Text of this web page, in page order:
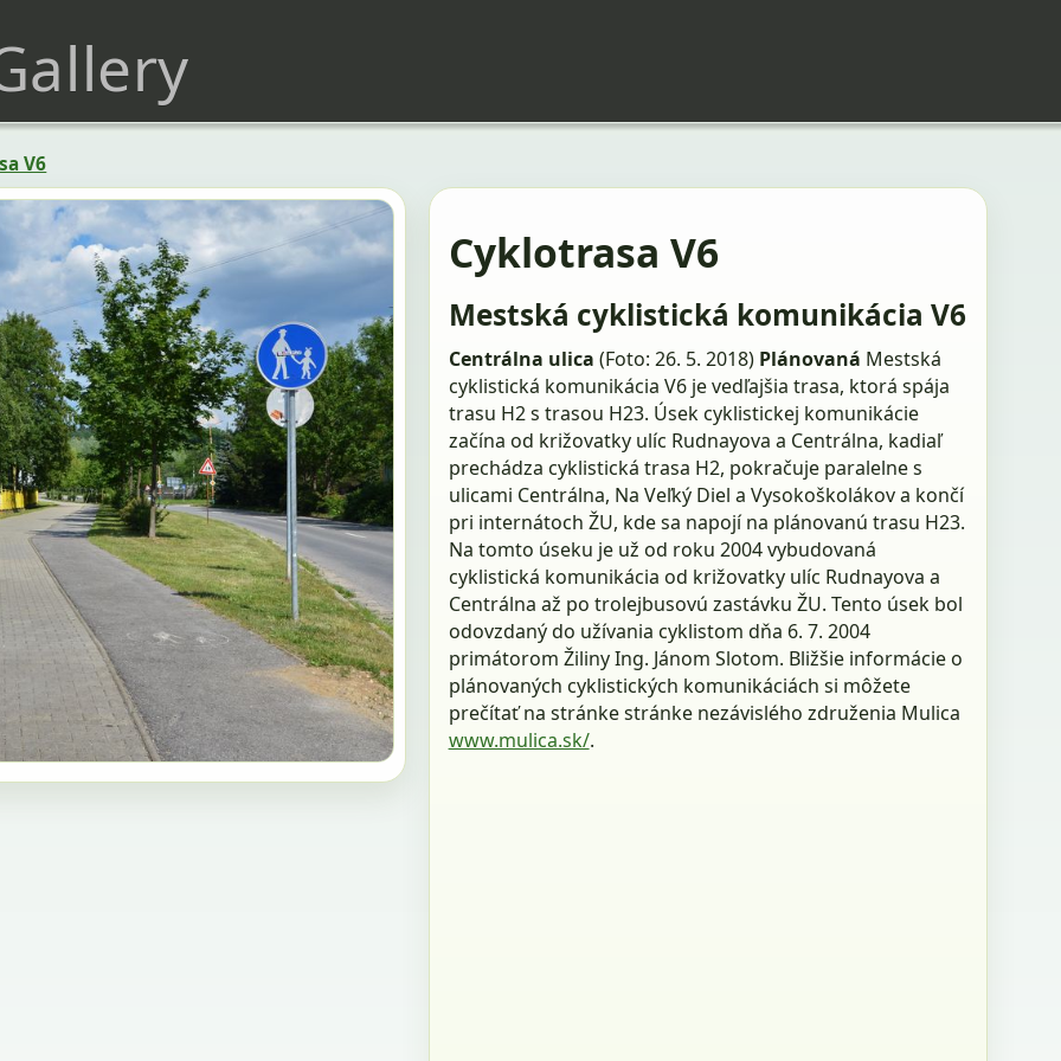
V6
Cyklotrasa V6
Mestská cyklistická komunikácia V6
Centrálna ulica (Foto: 26. 5. 2018) Plánovaná Mestská
cyklistická komunikácia V6 je vedľajšia trasa, ktorá spája
trasu H2 s trasou H23. Úsek cyklistickej komunikácie
začína od križovatky ulíc Rudnayova a Centrálna, kadiaľ
prechádza cyklistická trasa H2, pokračuje paralelne s
ulicami Centrálna, Na Veľký Diel a Vysokoškolákov a končí
pri internátoch ŽU, kde sa napojí na plánovanú trasu H23.
Na tomto úseku je už od roku 2004 vybudovaná
cyklistická komunikácia od križovatky ulíc Rudnayova a
Centrálna až po trolejbusovú zastávku ŽU. Tento úsek bol
odovzdaný do užívania cyklistom dňa 6. 7. 2004
primátorom Žiliny Ing. Jánom Slotom. Bližšie informácie o
plánovaných cyklistických komunikáciách si môžete
prečítať na stránke stránke nezávislého združenia Mulica
www.mulica.sk/.